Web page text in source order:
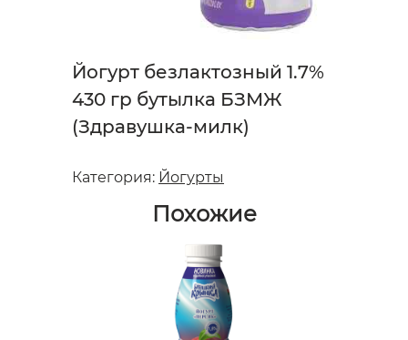
Йогурт безлактозный 1.7%
430 гр бутылка БЗМЖ
(Здравушка-милк)
Категория: Йогурты
Похожие